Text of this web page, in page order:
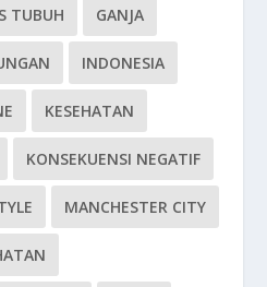
TUBUH GANJA
INDONESIA
KESEHATAN
KONSEKUENSI NEGATIF
MANCHESTER CITY